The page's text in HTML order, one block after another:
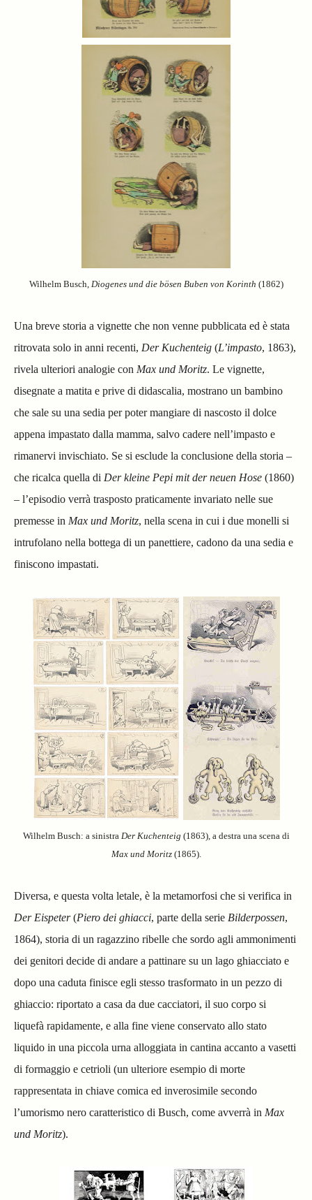
Wilhelm Busch, Diogenes und die bösen Buben von Korinth (1862)
Una breve storia a vignette che non venne pubblicata ed è stata
ritrovata solo in anni recenti, Der Kuchenteig (L’impasto, 1863),
rivela ulteriori analogie con Max und Moritz. Le vignette,
disegnate a matita e prive di didascalia, mostrano un bambino
che sale su una sedia per poter mangiare di nascosto il dolce
appena impastato dalla mamma, salvo cadere nell’impasto e
rimanervi invischiato. Se si esclude la conclusione della storia –
che ricalca quella di Der kleine Pepi mit der neuen Hose (1860)
– l’episodio verrà trasposto praticamente invariato nelle sue
premesse in Max und Moritz, nella scena in cui i due monelli si
intrufolano nella bottega di un panettiere, cadono da una sedia e
finiscono impastati.
Wilhelm Busch: a sinistra Der Kuchenteig (1863), a destra una scena di
Max und Moritz(1865).
Diversa, e questa volta letale, è la metamorfosi che si verifica in
Der Eispeter(Piero dei ghiacci, parte della serie Bilderpossen,
1864), storia di un ragazzino ribelle che sordo agli ammonimenti
dei genitori decide di andare a pattinare su un lago ghiacciato e
dopo una caduta finisce egli stesso trasformato in un pezzo di
ghiaccio: riportato a casa da due cacciatori, il suo corpo si
liquefà rapidamente, e alla fine viene conservato allo stato
liquido in una piccola urna alloggiata in cantina accanto a vasetti
di formaggio e cetrioli (un ulteriore esempio di morte
rappresentata in chiave comica ed inverosimile secondo
l’umorismo nero caratteristico di Busch, come avverrà in Max
und Moritz).